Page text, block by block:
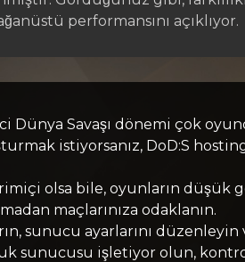
performansını açıklıyor.
Dünya Savaşı dönemi çok
istiyorsanız, DoD:S
olsa bile, oyunların düşük
maçlarınıza odaklanın.
sunucu ayarlarını
sunucusu işletiyor olun,